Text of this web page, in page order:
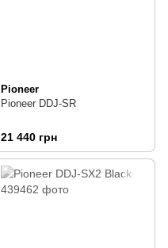
Pioneer
Pioneer DDJ-SR
21 440 грн